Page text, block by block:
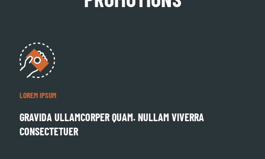
LOREM IPSUM
GRAVIDA ULLAMCORPER QUAM. NULLAM VIVERRA
CONSECTETUER